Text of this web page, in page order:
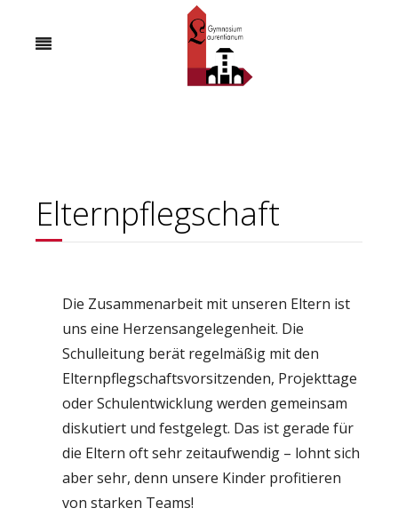
Elternpflegschaft
Die Zusammenarbeit mit unseren Eltern ist
uns eine Herzensangelegenheit. Die
Schulleitung berät regelmäßig mit den
Elternpflegschaftsvorsitzenden, Projekttage
oder Schulentwicklung werden gemeinsam
diskutiert und festgelegt. Das ist gerade für
die Eltern oft sehr zeitaufwendig – lohnt sich
aber sehr, denn unsere Kinder profitieren
von starken Teams!